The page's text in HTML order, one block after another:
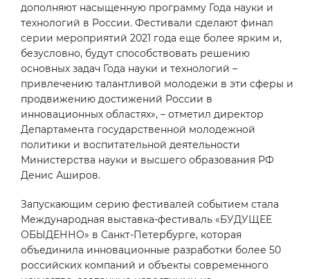
дополняют насыщенную программу Года науки и
технологий в России. Фестивали сделают финал
серии мероприятий 2021 года еще более ярким и,
безусловно, будут способствовать решению
основных задач Года науки и технологий –
привлечению талантливой молодежи в эти сферы и
продвижению достижений России в
инновационных областях», – отметил директор
Департамента государственной молодежной
политики и воспитательной деятельности
Министерства науки и высшего образования РФ
Денис Аширов.
Запускающим серию фестивалей событием стала
Международная выставка-фестиваль «БУДУЩЕЕ
ОБЫДЕННО» в Санкт-Петербурге, которая
объединила инновационные разработки более 50
российских компаний и объекты современного